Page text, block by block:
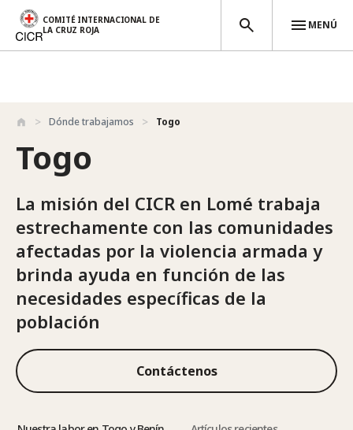
Pasar al contenido principal
COMITÉ INTERNACIONAL DE
LA CRUZ ROJA
MENÚ
Dónde trabajamos Togo
Togo
La misión del CICR en Lomé trabaja
estrechamente con las comunidades
afectadas por la violencia armada y
brinda ayuda en función de las
necesidades específicas de la
población
Contáctenos